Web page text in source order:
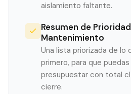
aislamiento faltante.
Resumen de
Mantenimiento
Una lista priorizada de lo
primero, para que
presupuestar con total
cierre.